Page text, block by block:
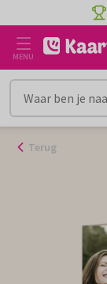
naar
inhoud
MENU
Terug